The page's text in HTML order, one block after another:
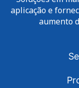
aplicação e
aumento